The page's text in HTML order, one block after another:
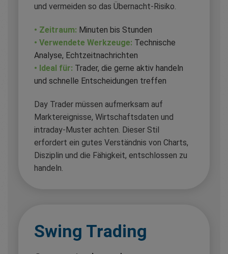
und vermeiden so das Übernacht-Risiko.
• Zeitraum: Minuten bis Stunden
• Verwendete Werkzeuge: Technische
Analyse, Echtzeitnachrichten
• Ideal für: Trader, die gerne aktiv handeln
und schnelle Entscheidungen treffen
Day Trader müssen aufmerksam auf
Marktereignisse, Wirtschaftsdaten und
intraday-Muster achten. Dieser Stil
erfordert ein gutes Verständnis von Charts,
Disziplin und die Fähigkeit, entschlossen zu
handeln.
Swing Trading